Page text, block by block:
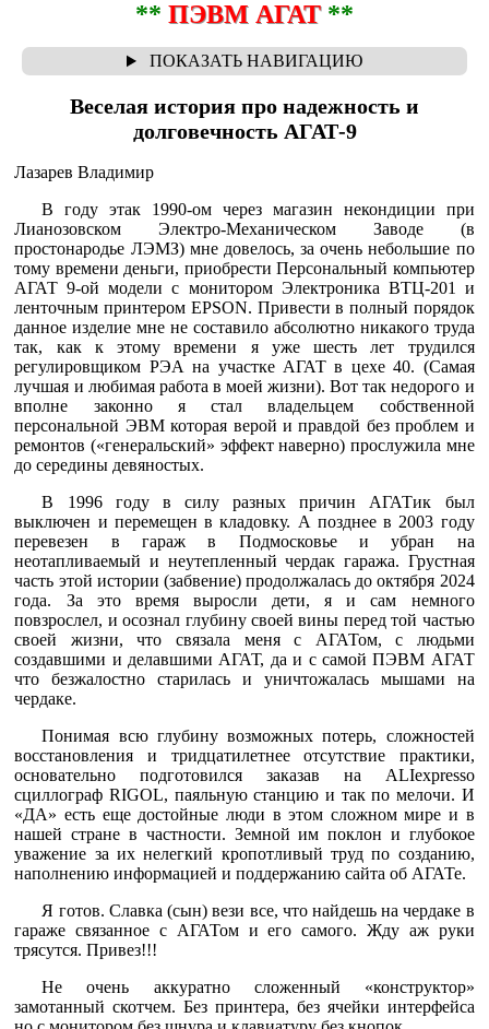
** ПЭВМ АГАТ**
Веселая история про надежность и
долговечность АГАТ-9
Лазарев Владимир
В году этак 1990-ом через магазин некондиции при
Лианозовском Электро-Механическом Заводе (в
простонародье ЛЭМЗ) мне довелось, за очень небольшие по
тому времени деньги, приобрести Персональный компьютер
АГАТ 9-ой модели с монитором Электроника ВТЦ-201 и
ленточным принтером EPSON. Привести в полный порядок
данное изделие мне не составило абсолютно никакого труда
так, как к этому времени я уже шесть лет трудился
регулировщиком РЭА на участке АГАТ в цехе 40. (Самая
лучшая и любимая работа в моей жизни). Вот так недорого и
вполне законно я стал владельцем собственной
персональной ЭВМ которая верой и правдой без проблем и
ремонтов («генеральский» эффект наверно) прослужила мне
до середины девяностых.
В 1996 году в силу разных причин АГАТик был
выключен и перемещен в кладовку. А позднее в 2003 году
перевезен в гараж в Подмосковье и убран на
неотапливаемый и неутепленный чердак гаража. Грустная
часть этой истории (забвение) продолжалась до октября 2024
года. За это время выросли дети, я и сам немного
повзрослел, и осознал глубину своей вины перед той частью
своей жизни, что связала меня с АГАТом, с людьми
создавшими и делавшими АГАТ, да и с самой ПЭВМ АГАТ
что безжалостно старилась и уничтожалась мышами на
чердаке.
Понимая всю глубину возможных потерь, сложностей
восстановления и тридцатилетнее отсутствие практики,
основательно подготовился заказав на ALIexpressо
сциллограф RIGOL, паяльную станцию и так по мелочи. И
«ДА» есть еще достойные люди в этом сложном мире и в
нашей стране в частности. Земной им поклон и глубокое
уважение за их нелегкий кропотливый труд по созданию,
наполнению информацией и поддержанию сайта об АГАТе.
Я готов. Славка (сын) вези все, что найдешь на чердаке в
гараже связанное с АГАТом и его самого. Жду аж руки
трясутся. Привез!!!
Не очень аккуратно сложенный «конструктор»
замотанный скотчем. Без принтера, без ячейки интерфейса